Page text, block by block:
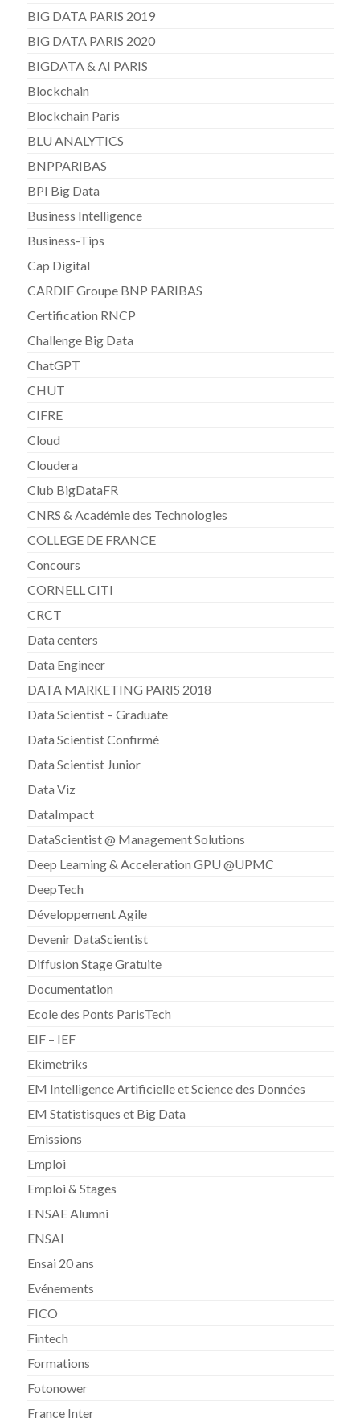
BIG DATA PARIS 2019
BIG DATA PARIS 2020
BIGDATA & AI PARIS
Blockchain
Blockchain Paris
BLU ANALYTICS
BNPPARIBAS
BPI Big Data
Business Intelligence
Business-Tips
Cap Digital
CARDIF Groupe BNP PARIBAS
Certification RNCP
Challenge Big Data
ChatGPT
CHUT
CIFRE
Cloud
Cloudera
Club BigDataFR
CNRS & Académie des Technologies
COLLEGE DE FRANCE
Concours
CORNELL CITI
CRCT
Data centers
Data Engineer
DATA MARKETING PARIS 2018
Data Scientist – Graduate
Data Scientist Confirmé
Data Scientist Junior
Data Viz
DataImpact
DataScientist @ Management Solutions
Deep Learning & Acceleration GPU @UPMC
DeepTech
Développement Agile
Devenir DataScientist
Diffusion Stage Gratuite
Documentation
Ecole des Ponts ParisTech
EIF – IEF
Ekimetriks
EM Intelligence Artificielle et Science des Données
EM Statistisques et Big Data
Emissions
Emploi
Emploi & Stages
ENSAE Alumni
ENSAI
Ensai 20 ans
Evénements
FICO
Fintech
Formations
Fotonower
France Inter